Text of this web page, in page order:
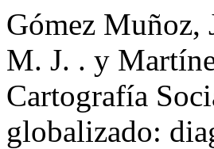
Gómez Muñoz,
M. J. . y
Cartografía
globalizado: